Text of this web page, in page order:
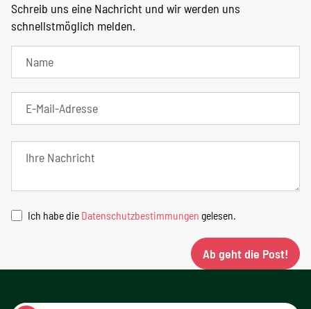
Schreib uns eine Nachricht und wir werden uns
schnellstmöglich melden.
Ich habe die Datenschutzbestimmungen gelesen.
Ab geht die Post!